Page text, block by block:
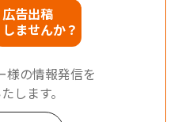
広告出稿
しませんか？
様の情報発信を
します。